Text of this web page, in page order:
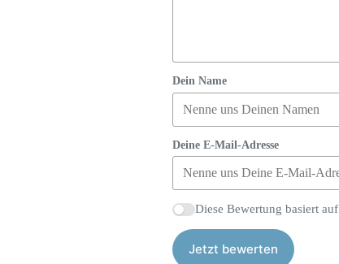
Dein Name
Deine E-Mail-Adresse
Diese Bewertung basiert
Jetzt bewerten